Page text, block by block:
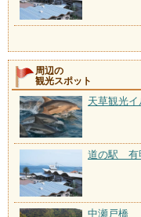
周辺の
観光スポット
天草観光
道の駅 有
中瀬戸橋